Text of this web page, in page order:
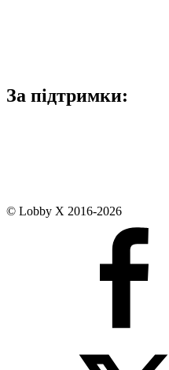
За підтримки:
© Lobby X 2016-2026